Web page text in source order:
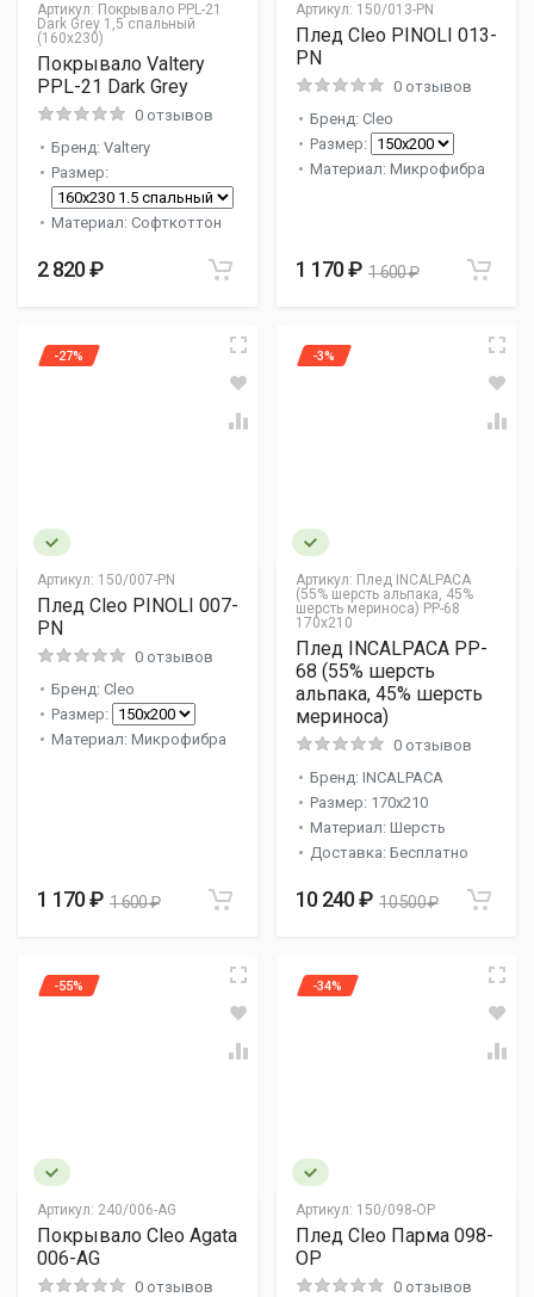
Артикул: Покрывало PPL-21
Dark Grey 1,5 спальный
(160x230)
Покрывало Valtery
PPL-21 Dark Grey
0 отзывов
Бренд: Valtery
Размер:
Материал: Софткоттон
2 820 ₽
Артикул: 150/013-PN
Плед Cleo PINOLI 013-
PN
0 отзывов
Бренд: Cleo
Размер:
Материал: Микрофибра
1 170 ₽ 1 600 ₽
Артикул: 150/007-PN
-27%
Плед Cleo PINOLI 007-
PN
0 отзывов
Бренд: Cleo
Размер:
Материал: Микрофибра
1 170 ₽ 1 600 ₽
Артикул: Плед INCALPACA
(55% шерсть альпака, 45%
шерсть мериноса) PP-68
170x210
-3%
Плед INCALPACA PP-
68 (55% шерсть
альпака, 45% шерсть
мериноса)
0 отзывов
Бренд: INCALPACA
Размер: 170x210
Материал: Шерсть
Доставка: Бесплатно
10 240 ₽ 10 500 ₽
Артикул: 240/006-AG
-55%
Покрывало Cleo Agata
006-AG
0 отзывов
Артикул: 150/098-OP
-34%
Плед Cleo Парма 098-
OP
0 отзывов